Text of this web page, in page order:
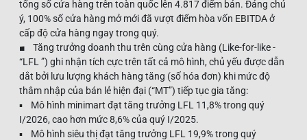
tổng số cửa hàng trên toàn quốc lên 4.817 điểm bán. Đáng chú
ý, 100% số cửa hàng mở mới đã vượt điểm hòa vốn EBITDA ở
cấp độ cửa hàng ngay trong quý.
■ Tăng trưởng doanh thu trên cùng cửa hàng (Like-for-like -
“LFL ”) ghi nhận tích cực trên tất cả mô hình, chủ yếu được dẫn
dắt bởi lưu lượng khách hàng tăng (số hóa đơn) khi mức độ
thâm nhập của bán lẻ hiện đại (“MT”) tiếp tục gia tăng:
▪ Mô hình minimart đạt tăng trưởng LFL 11,8% trong quý
I/2026, cao hơn mức 8,6% của quý I/2025.
▪ Mô hình siêu thị đạt tăng trưởng LFL 19,9% trong quý